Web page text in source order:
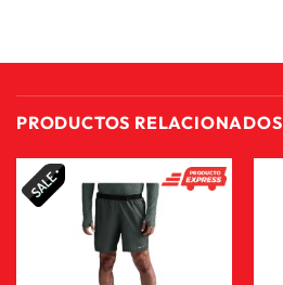
PRODUCTOS RELACIONADOS